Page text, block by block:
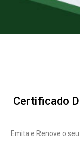
Certificado
Emita e Renove o